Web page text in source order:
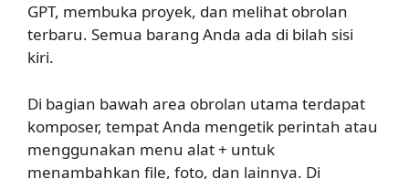
GPT, membuka proyek, dan melihat obrolan
terbaru. Semua barang Anda ada di bilah sisi
kiri.
Di bagian bawah area obrolan utama terdapat
komposer, tempat Anda mengetik perintah atau
menggunakan menu alat + untuk
menambahkan file, foto, dan lainnya. Di